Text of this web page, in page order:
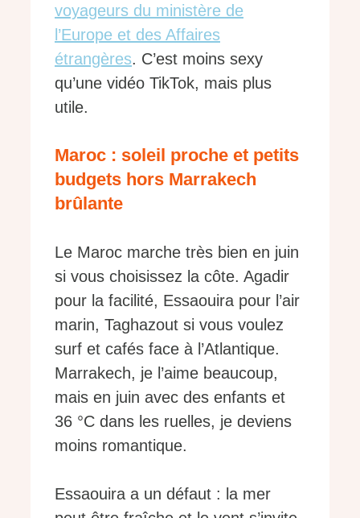
voyageurs du ministère de
l’Europe et des Affaires
étrangères. C’est moins sexy
qu’une vidéo TikTok, mais plus
utile.
Maroc : soleil proche et petits
budgets hors Marrakech
brûlante
Le Maroc marche très bien en juin
si vous choisissez la côte. Agadir
pour la facilité, Essaouira pour l’air
marin, Taghazout si vous voulez
surf et cafés face à l’Atlantique.
Marrakech, je l’aime beaucoup,
mais en juin avec des enfants et
36 °C dans les ruelles, je deviens
moins romantique.
Essaouira a un défaut : la mer